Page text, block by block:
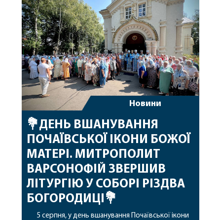
допомоги, миру, духовної радості та
благословенних успіхів у подальшому
архіпастирському служінні. […]
Новини
💐ДЕНЬ ВШАНУВАННЯ
ПОЧАЇВСЬКОЇ ІКОНИ БОЖОЇ
МАТЕРІ. МИТРОПОЛИТ
ВАРСОНОФІЙ ЗВЕРШИВ
ЛІТУРГІЮ У СОБОРІ РІЗДВА
БОГОРОДИЦІ💐
5 серпня, у день вшанування Почаївської ікони